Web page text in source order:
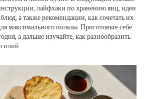
лайфхаки по хранению яиц, идеи
а также рекомендации, как сочетать их
максимального пользы. Приготовьте себе
а дальше изучайте, как разнообразить